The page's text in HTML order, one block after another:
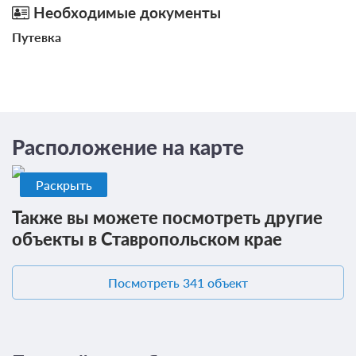
от 2 800
ЗА НОЧЬ ДЛЯ 1 ГОСТЯ
Двухместный (Стандартный двухместный
Терраса
Спорт
Запирающиеся шкафчики
Необходимые документы
Путевка
Расположение на карте
Раскрыть
Также вы можете посмотреть другие
объекты в Ставропольском крае
Посмотреть 341 объект